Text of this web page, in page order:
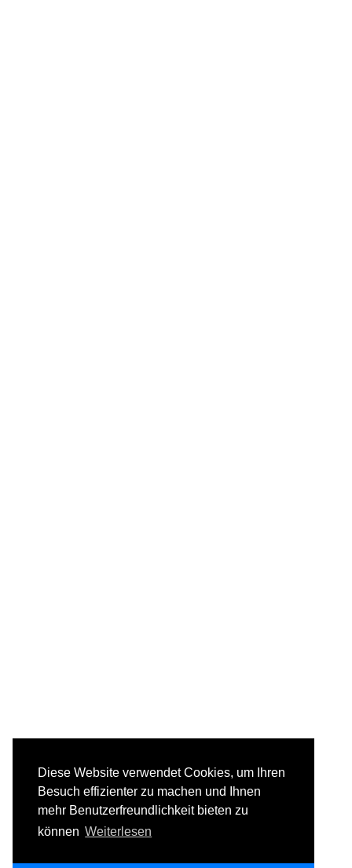
Diese Website verwendet Cookies, um Ihren
Besuch effizienter zu machen und Ihnen
mehr Benutzerfreundlichkeit bieten zu
können Weiterlesen